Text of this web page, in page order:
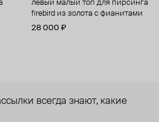
левый малый топ для пирсинга
firebird из золота с фианитами
28 000 ₽
всегда знают, какие